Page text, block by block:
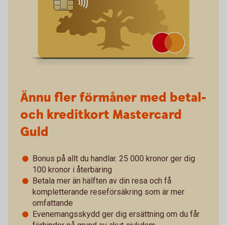
Ännu fler förmåner med betal-
och kreditkort Mastercard
Guld
Bonus på allt du handlar. 25 000 kronor ger dig
100 kronor i återbäring
Betala mer än hälften av din resa och få
kompletterande reseförsäkring som är mer
omfattande
Evenemangsskydd ger dig ersättning om du får